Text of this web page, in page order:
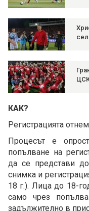
КАК?
Регистрацията
Процесът е
попълване на
да се представи
снимка и
18 г.). Лица до 18-
само чрез
задължително в